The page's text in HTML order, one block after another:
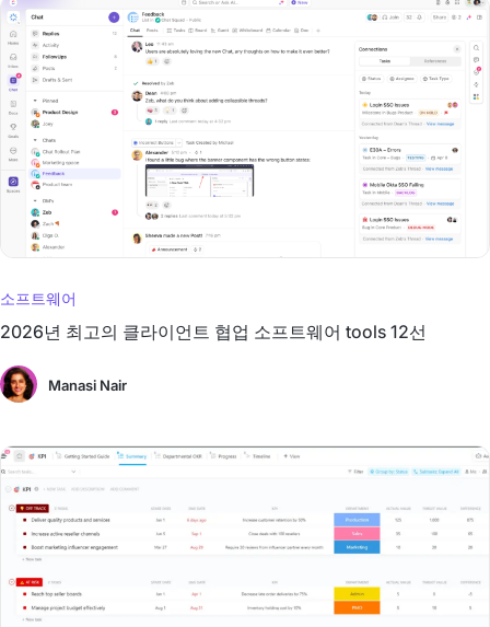
소프트웨어
2026년 최고의 클라이언트 협업 소프트웨어 tools 12선
Manasi Nair